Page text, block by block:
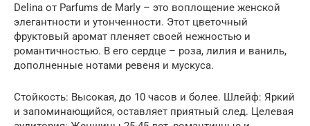
Delina от Parfums de Marly – это воплощение женской
элегантности и утонченности. Этот цветочный
фруктовый аромат пленяет своей нежностью и
романтичностью. В его сердце – роза, лилия и ваниль,
дополненные нотами ревеня и мускуса.
Стойкость: Высокая, до 10 часов и более. Шлейф: Яркий
и запоминающийся, оставляет приятный след. Целевая